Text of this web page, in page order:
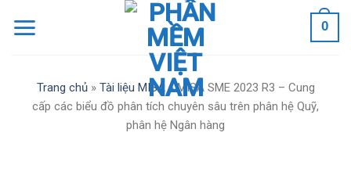
0
Trang chủ» Tài liệu MISA»MISA SME 2023 R3 – Cung
cấp các biểu đồ phân tích chuyên sâu trên phân hệ Quỹ,
phân hệ Ngân hàng